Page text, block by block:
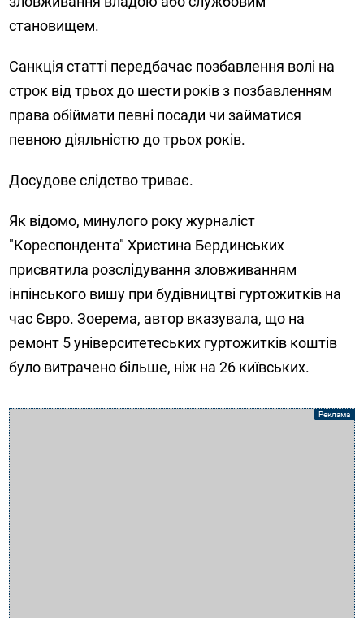
становищем.
Санкція статті передбачає позбавлення волі на
строк від трьох до шести років з позбавленням
права обіймати певні посади чи займатися
певною діяльністю до трьох років.
Досудове слідство триває.
Як відомо, минулого року журналіст
"Кореспондента" Христина Бердинських
присвятила розслідування зловживанням
інпінського вишу при будівництві гуртожитків на
час Євро. Зоерема, автор вказувала, що на
ремонт 5 університетеських гуртожитків коштів
було витрачено більше, ніж на 26 київських.